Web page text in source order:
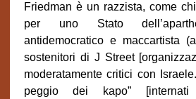
Friedman è un razzista, come
per uno Stato
antidemocratico e maccartista
sostenitori di J Street
moderatamente critici con
peggio dei kapo”